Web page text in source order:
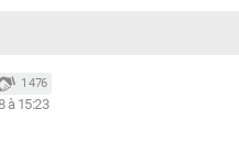
1 476
à 15:23